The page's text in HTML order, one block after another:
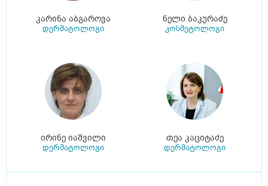
კარინა აბგაროვა
დერმატოლოგი
ნელი ბაკურაძე
კოსმეტოლოგი
ირინე იაშვილი
დერმატოლოგი
თეა კაციტაძე
დერმატოლოგი